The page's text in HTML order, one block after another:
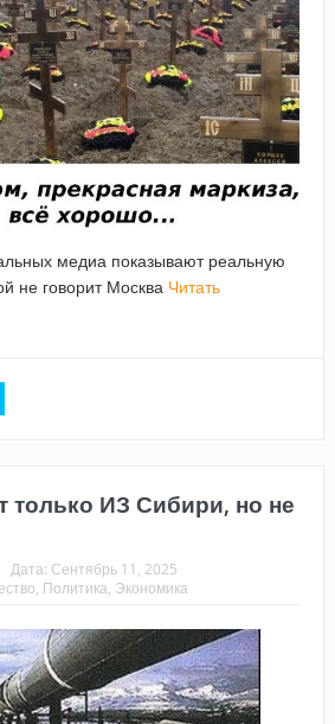
медиа показывают реальную
не говорит Москва Читать
только ИЗ Сибири, но не
Дата: Сентябрь 11, 2025
, Политика, Экономика